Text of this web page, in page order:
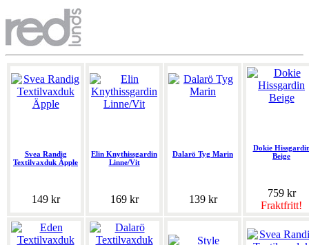
Svea Randig
Textilvaxduk Äpple
149 kr
Elin Knythissgardin
Linne/Vit
169 kr
Dalarö Tyg Marin
139 kr
Dokie
Beige
759 kr
Fraktfritt!